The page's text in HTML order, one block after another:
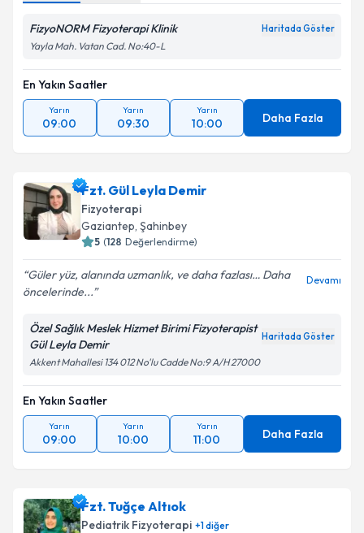
FizyoNORM Fizyoterapi Klinik Haritada Göster
Yayla Mah. Vatan Cad. No:40-L
En Yakın Saatler
Yarın
09:00
Yarın
09:30
Yarın
10:00 Daha Fazla
Fzt. Gül Leyla Demir
Fizyoterapi
Gaziantep, Şahinbey
5 (128 Değerlendirme)
Güler yüz, alanında uzmanlık, ve daha fazlası… Daha
öncelerinde...
Devamı
Özel Sağlık Meslek Hizmet Birimi Fizyoterapist
Gül Leyla Demir
Haritada Göster
Akkent Mahallesi 134 012 No'lu Cadde No:9 A/H 27000
En Yakın Saatler
Yarın
09:00
Yarın
10:00
Yarın
11:00 Daha Fazla
Fzt. Tuğçe Altıok
Pediatrik Fizyoterapi +1diğer